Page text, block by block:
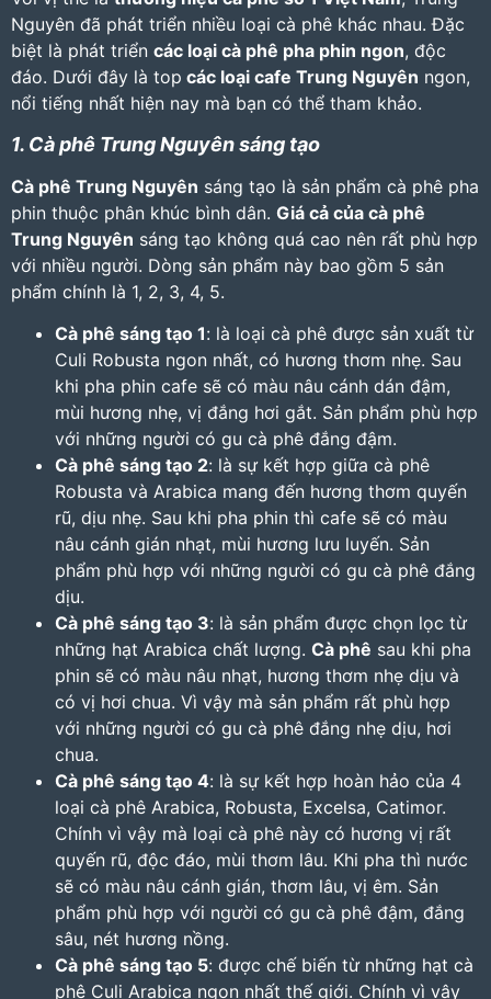
Nguyên đã phát triển nhiều loại cà phê khác nhau. Đặc
biệt là phát triển các loại cà phê pha phin ngon, độc
đáo. Dưới đây là top các loại cafe Trung Nguyên ngon,
nổi tiếng nhất hiện nay mà bạn có thể tham khảo.
1. Cà phê Trung Nguyên sáng tạo
Cà phê Trung Nguyên sáng tạo là sản phẩm cà phê pha
phin thuộc phân khúc bình dân. Giá cả của cà phê
Trung Nguyên sáng tạo không quá cao nên rất phù hợp
với nhiều người. Dòng sản phẩm này bao gồm 5 sản
phẩm chính là 1, 2, 3, 4, 5.
Cà phê sáng tạo 1: là loại cà phê được sản xuất từ
Culi Robusta ngon nhất, có hương thơm nhẹ. Sau
khi pha phin cafe sẽ có màu nâu cánh dán đậm,
mùi hương nhẹ, vị đắng hơi gắt. Sản phẩm phù hợp
với những người có gu cà phê đắng đậm.
Cà phê sáng tạo 2: là sự kết hợp giữa cà phê
Robusta và Arabica mang đến hương thơm quyến
rũ, dịu nhẹ. Sau khi pha phin thì cafe sẽ có màu
nâu cánh gián nhạt, mùi hương lưu luyến. Sản
phẩm phù hợp với những người có gu cà phê đắng
dịu.
Cà phê sáng tạo 3: là sản phẩm được chọn lọc từ
những hạt Arabica chất lượng. Cà phê sau khi pha
phin sẽ có màu nâu nhạt, hương thơm nhẹ dịu và
có vị hơi chua. Vì vậy mà sản phẩm rất phù hợp
với những người có gu cà phê đắng nhẹ dịu, hơi
chua.
Cà phê sáng tạo 4: là sự kết hợp hoàn hảo của 4
loại cà phê Arabica, Robusta, Excelsa, Catimor.
Chính vì vậy mà loại cà phê này có hương vị rất
quyến rũ, độc đáo, mùi thơm lâu. Khi pha thì nước
sẽ có màu nâu cánh gián, thơm lâu, vị êm. Sản
phẩm phù hợp với người có gu cà phê đậm, đắng
sâu, nét hương nồng.
Cà phê sáng tạo 5: được chế biến từ những hạt cà
phê Culi Arabica ngon nhất thế giới. Chính vì vậy